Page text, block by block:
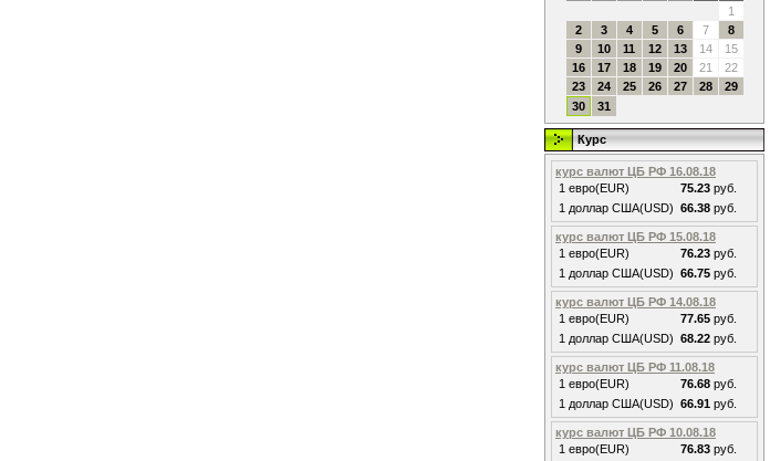
1
2
3 4 5 6 7
8
9
10 11 12 13 14
15
16
17 18 19 20 21
22
23
24 25 26 27 28
29
30
31
Курс
курс валют ЦБ РФ 16.08.18
1 евро(EUR)
75.23 руб.
1 доллар США(USD) 66.38 руб.
курс валют ЦБ РФ 15.08.18
1 евро(EUR)
76.23 руб.
1 доллар США(USD) 66.75 руб.
курс валют ЦБ РФ 14.08.18
1 евро(EUR)
77.65 руб.
1 доллар США(USD) 68.22 руб.
курс валют ЦБ РФ 11.08.18
1 евро(EUR)
76.68 руб.
1 доллар США(USD) 66.91 руб.
курс валют ЦБ РФ 10.08.18
1 евро(EUR)
76.83 руб.